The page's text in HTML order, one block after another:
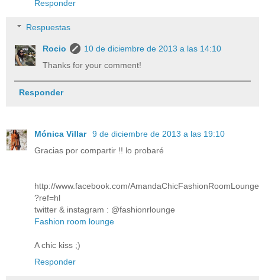
Responder
Respuestas
Rocio
10 de diciembre de 2013 a las 14:10
Thanks for your comment!
Responder
Mónica Villar 9 de diciembre de 2013 a las 19:10
Gracias por compartir !! lo probaré
http://www.facebook.com/AmandaChicFashionRoomLounge
?ref=hl
twitter & instagram : @fashionrlounge
Fashion room lounge
A chic kiss ;)
Responder